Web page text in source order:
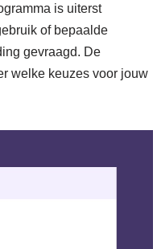
is uiterst
of bepaalde
gevraagd. De
welke keuzes voor jouw